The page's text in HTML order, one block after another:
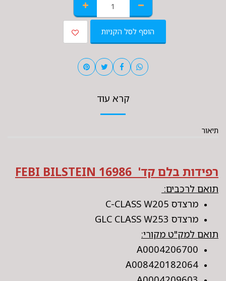
הוסף לסל הקניות
קרא עוד
תיאור
רפידות בלם קד' FEBI BILSTEIN 16986
תואם לרכבים:
מרצדס C-CLASS W205
מרצדס GLC CLASS W253
תואם למק"ט מקורי:
A0004206700
A008420182064